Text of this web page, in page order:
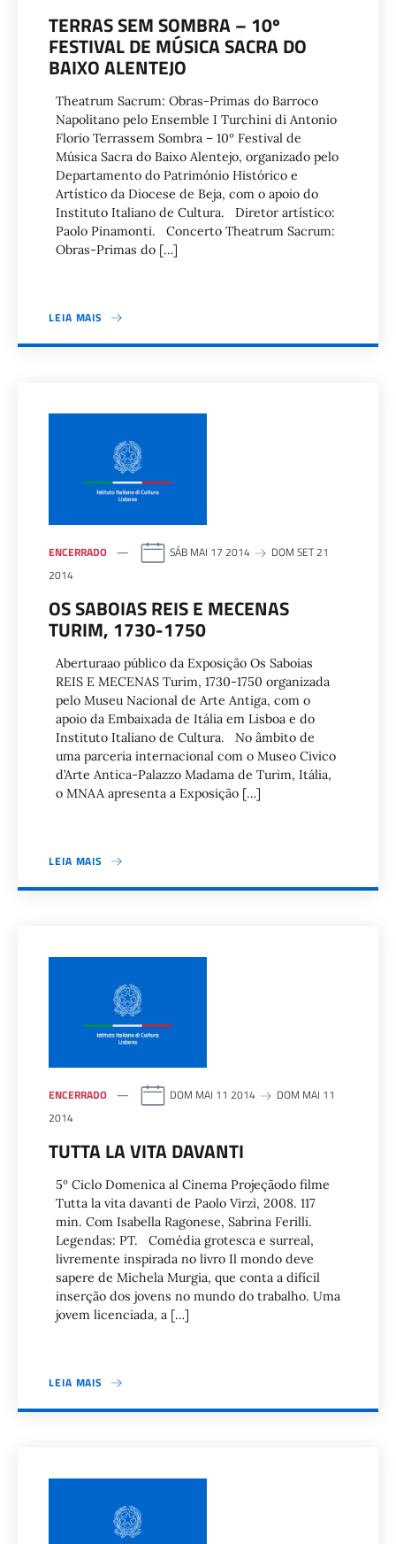
TERRAS SEM SOMBRA – 10º
FESTIVAL DE MÚSICA SACRA DO
BAIXO ALENTEJO
Theatrum Sacrum: Obras-Primas do Barroco
Napolitano pelo Ensemble I Turchini di Antonio
Florio Terrassem Sombra – 10º Festival de
Música Sacra do Baixo Alentejo, organizado pelo
Departamento do Património Histórico e
Artístico da Diocese de Beja, com o apoio do
Instituto Italiano de Cultura. Diretor artístico:
Paolo Pinamonti. Concerto Theatrum Sacrum:
Obras-Primas do […]
LEIA MAIS
ENCERRADO SÁB MAI 17 2014
DOM SET 21
2014
OS SABOIAS REIS E MECENAS
TURIM, 1730-1750
Aberturaao público da Exposição Os Saboias
REIS E MECENAS Turim, 1730-1750 organizada
pelo Museu Nacional de Arte Antiga, com o
apoio da Embaixada de Itália em Lisboa e do
Instituto Italiano de Cultura. No âmbito de
uma parceria internacional com o Museo Civico
d’Arte Antica-Palazzo Madama de Turim, Itália,
o MNAA apresenta a Exposição […]
LEIA MAIS
ENCERRADO DOM MAI 11 2014
DOM MAI 11
2014
TUTTA LA VITA DAVANTI
5º Ciclo Domenica al Cinema Projeçãodo filme
Tutta la vita davanti de Paolo Virzì, 2008. 117
min. Com Isabella Ragonese, Sabrina Ferilli.
Legendas: PT. Comédia grotesca e surreal,
livremente inspirada no livro Il mondo deve
sapere de Michela Murgia, que conta a difícil
inserção dos jovens no mundo do trabalho. Uma
jovem licenciada, a […]
LEIA MAIS